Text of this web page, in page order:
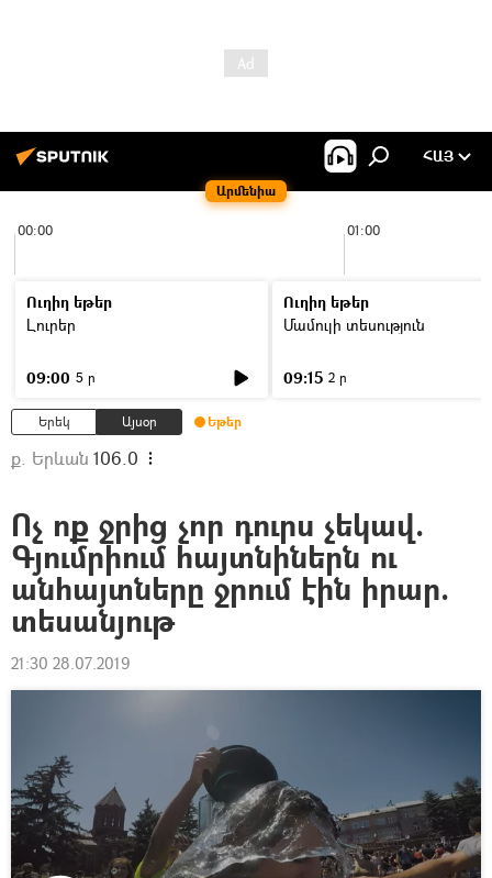
Արմենիա
ՀԱՅ
00:00 01:00
Ուղիղ եթեր
Լուրեր
09:00 5 ր
Ուղիղ եթեր
Մամուլի տեսություն
09:15 2 ր
Երեկ Այսօր Եթեր
ք. Երևան 106.0
Ոչ ոք ջրից չոր դուրս չեկավ.
Գյումրիում հայտնիներն ու
անհայտները ջրում էին իրար.
տեսանյութ
21:30 28.07.2019